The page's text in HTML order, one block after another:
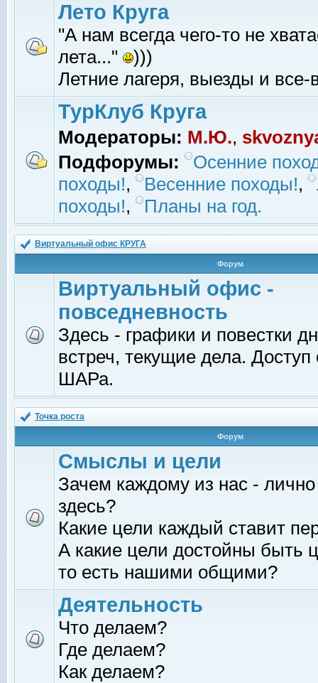
Лето Круга
"А нам всегда чего-то не
лета..."
)))
Летние лагеря, выезды и все-
ТурКлуб Круга
Модераторы: М.Ю.,
Подфорумы:
Осенние
походы!, Весенние походы!,
походы!, Планы на год.
Виртуальный офис КРУГА
Форум
Виртуальный офис -
повседневность
Здесь - графики и повестки
встреч, текущие дела.
ШАРа.
Точка роста
Форум
Смыслы и цели
Зачем каждому из нас -
здесь?
Какие цели каждый ставит
А какие цели достойны быть
то есть нашими общими?
Деятельность
Что делаем?
Где делаем?
Как делаем?